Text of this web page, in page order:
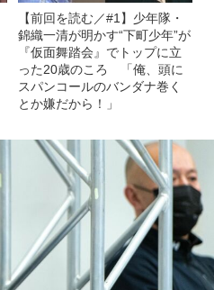
【前回を読む／#1】少年隊・
錦織一清が明かす“下町少年”が
『仮面舞踏会』でトップに立
った20歳のころ 「俺、頭に
スパンコールのバンダナ巻く
とか嫌だから！」